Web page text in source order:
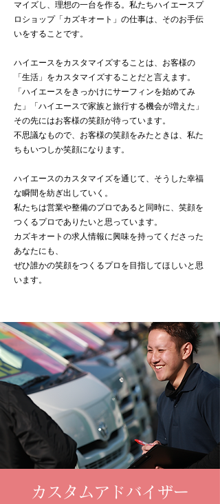
マイズし、理想の一台を作る。私たちハイエースプ
ロショップ「カズキオート」の仕事は、そのお手伝
いをすることです。
ハイエースをカスタマイズすることは、お客様の
「生活」をカスタマイズすることだと言えます。
「ハイエースをきっかけにサーフィンを始めてみ
た」「 ハイエースで家族と旅行する機会が増えた」
その先にはお客様の笑顔が待っています。
不思議なもので、お客様の笑顔をみたときは、私た
ちもいつしか笑顔になります。
ハイエースのカスタマイズを通じて、そうした幸福
な瞬間を​紡ぎ出していく。
私たちは営業や整備のプロであると同時に、笑顔を
つくるプロでありたいと思っています。
カズキオートの求人情報に興味を持ってくださった
あなたにも、
ぜひ誰かの笑顔をつくるプロを目指してほしいと思
います。
カスタムアドバイザー